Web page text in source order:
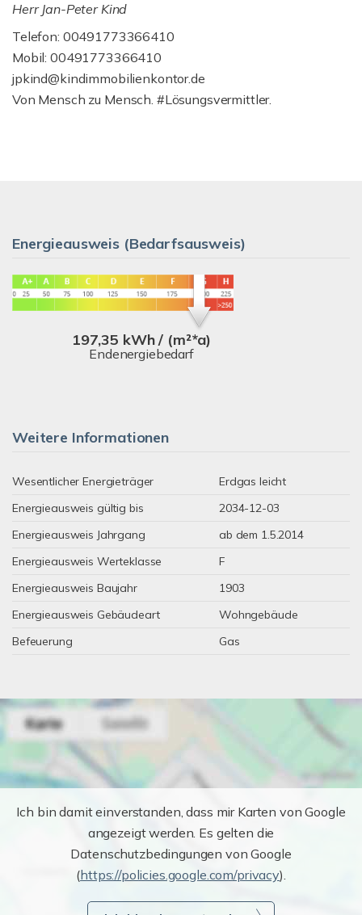
Herr Jan-Peter Kind
Telefon: 00491773366410
Mobil: 00491773366410
jpkind@kindimmobilienkontor.de
Von Mensch zu Mensch. #Lösungsvermittler.
Energieausweis (Bedarfsausweis)
197,35 kWh / (m²*a)
Endenergiebedarf
Weitere Informationen
Wesentlicher Energieträger
Erdgas leicht
Energieausweis gültig bis
2034-12-03
Energieausweis Jahrgang
ab dem 1.5.2014
Energieausweis Werteklasse
F
Energieausweis Baujahr
1903
Energieausweis Gebäudeart
Wohngebäude
Befeuerung
Gas
Ich bin damit einverstanden, dass mir Karten von Google
angezeigt werden. Es gelten die
Datenschutzbedingungen von Google
(https://policies.google.com/privacy).